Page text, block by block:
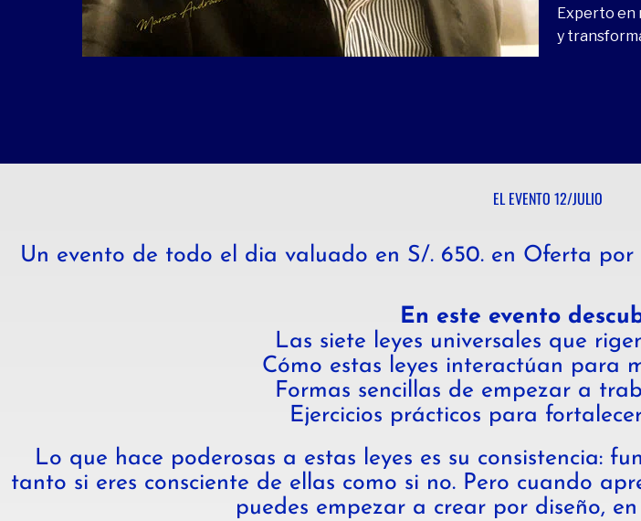
Experto en
y
EL EVENTO 12/JULIO
Un evento de todo el dia valuado en S/. 650. en Oferta por
En este evento
Las siete leyes universales que
Cómo estas leyes interactúan para
Formas sencillas de empezar a
Ejercicios prácticos para
Lo que hace poderosas a estas leyes es su consistencia:
tanto si eres consciente de ellas como si no. Pero cuando
puedes empezar a crear por diseño,